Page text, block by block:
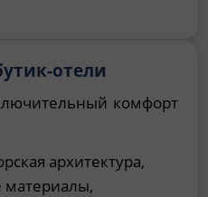
отели
комфорт
архитектура,
материалы,